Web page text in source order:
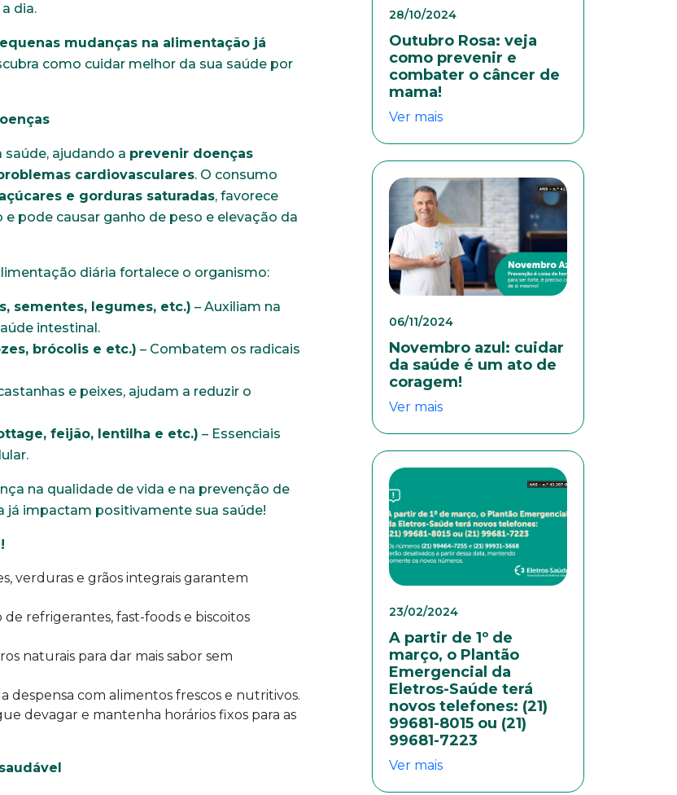
dia.
mudanças na alimentação já
como cuidar melhor da sua saúde por
saúde, ajudando a prevenir doenças
cardiovasculares. O consumo
e gorduras saturadas, favorece
pode causar ganho de peso e elevação da
diária fortalece o organismo:
sementes, legumes, etc.) – Auxiliam na
intestinal.
brócolis e etc.) – Combatem os radicais
e peixes, ajudam a reduzir o
feijão, lentilha e etc.) – Essenciais
na qualidade de vida e na prevenção de
já impactam positivamente sua saúde!
verduras e grãos integrais garantem
refrigerantes, fast-foods e biscoitos
naturais para dar mais sabor sem
despensa com alimentos frescos e nutritivos.
devagar e mantenha horários fixos para as
28/10/2024
Outubro Rosa: veja
como prevenir e
combater o câncer de
mama!
Ver mais
06/11/2024
Novembro azul: cuidar
da saúde é um ato de
coragem!
Ver mais
23/02/2024
A partir de 1º de
março, o Plantão
Emergencial da
Eletros-Saúde terá
novos telefones: (21)
99681-8015 ou (21)
99681-7223
Ver mais
ética e comprometida com o bem-estar dos seus colaboradores. Preencha
os dados abaixo e anexe seu currículo.
E-mail*
Cidade